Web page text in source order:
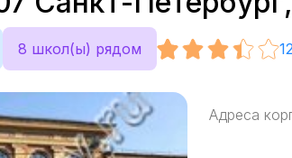
8 школ(ы) рядом
Адреса